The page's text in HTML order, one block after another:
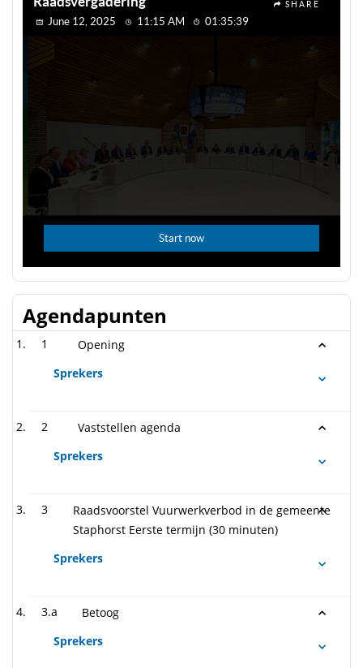
Agendapunten
1
Opening
Sprekers
2
Vaststellen agenda
Sprekers
3
Raadsvoorstel Vuurwerkverbod in de gemeente
Staphorst Eerste termijn (30 minuten)
Sprekers
3.a
Betoog
Sprekers